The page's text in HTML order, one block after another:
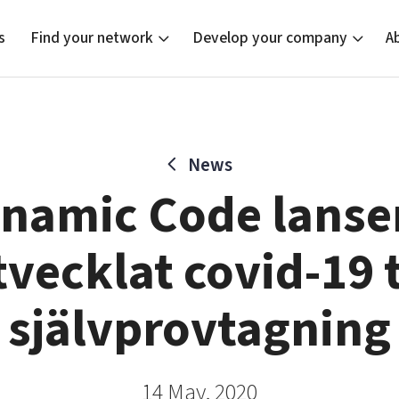
Find your network
East Sweden Tech Women
Reversed mentorship
Develop your company
Upscaling
Talent & skills
Startup & industry collaboration
Offers to boost your business
News
Code
covid-19
självprovtagning
14 May, 2020